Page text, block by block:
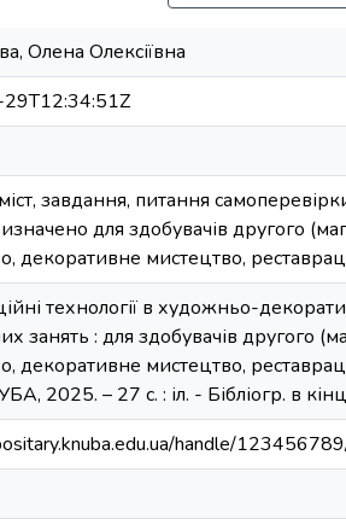
Олена Олексіївна
завдання, питання
для здобувачів другого
декоративне мистецтво,
технології в художньо-
занять : для здобувачів другого
декоративне мистецтво,
2025. – 27 с. : іл. - Бібліогр. в
handle/